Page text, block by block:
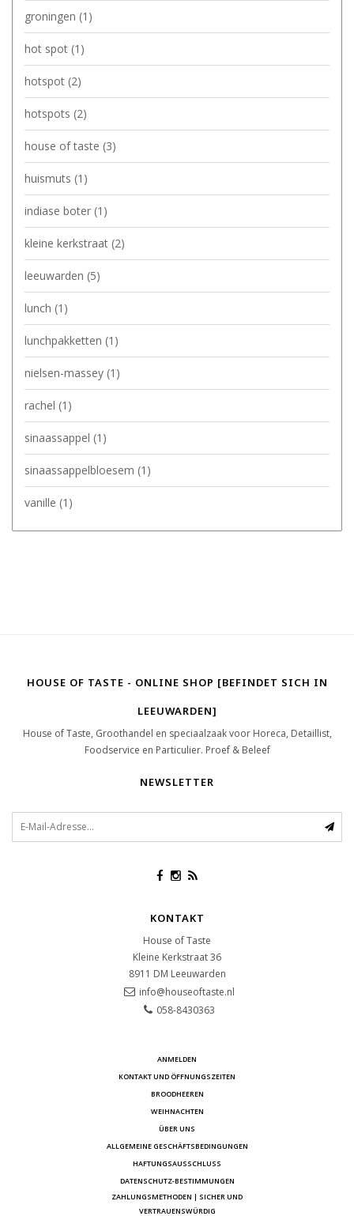
groningen (1)
hot spot (1)
hotspot (2)
hotspots (2)
house of taste (3)
huismuts (1)
indiase boter (1)
kleine kerkstraat (2)
leeuwarden (5)
lunch (1)
lunchpakketten (1)
nielsen-massey (1)
rachel (1)
sinaassappel (1)
sinaassappelbloesem (1)
vanille (1)
HOUSE OF TASTE - ONLINE SHOP [BEFINDET SICH IN
LEEUWARDEN]
House of Taste, Groothandel en speciaalzaak voor Horeca, Detaillist,
Foodservice en Particulier. Proef & Beleef
NEWSLETTER
KONTAKT
House of Taste
Kleine Kerkstraat 36
8911 DM Leeuwarden
info@houseoftaste.nl
058-8430363
ANMELDEN
KONTAKT UND ÖFFNUNGSZEITEN
BROODHEEREN
WEIHNACHTEN
ÜBER UNS
ALLGEMEINE GESCHÄFTSBEDINGUNGEN
HAFTUNGSAUSSCHLUSS
DATENSCHUTZ-BESTIMMUNGEN
ZAHLUNGSMETHODEN | SICHER UND
VERTRAUENSWÜRDIG